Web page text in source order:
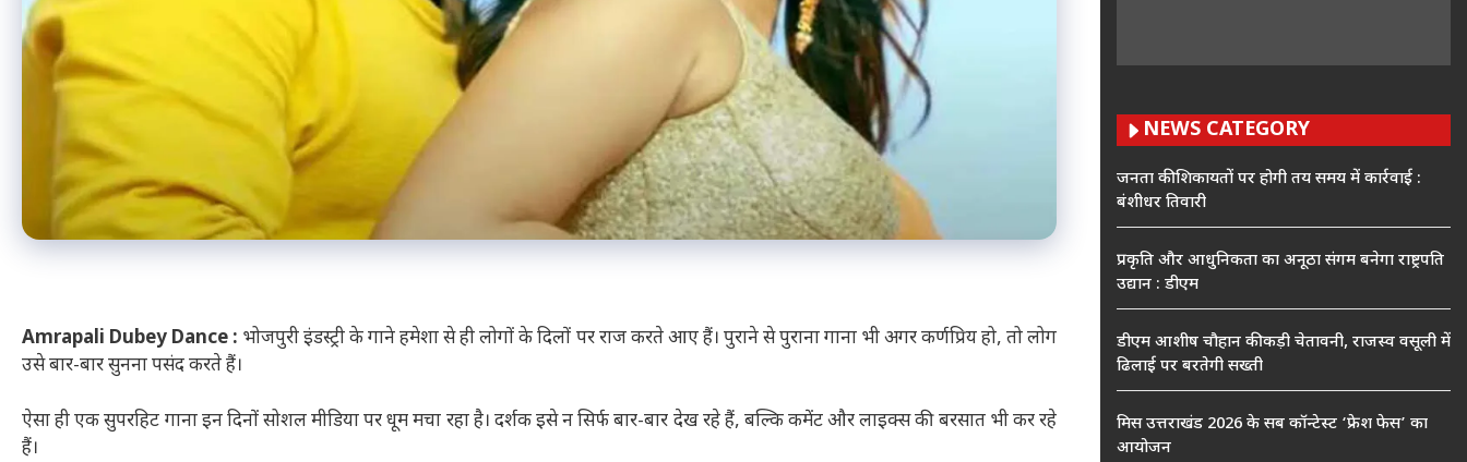
Amrapali Dubey Dance : भोजपुरी इंडस्ट्री के गाने हमेशा से ही लोगों के दिलों पर राज करते आए हैं। पुराने से पुराना गाना भी अगर कर्णप्रिय हो, तो लोग
उसे बार-बार सुनना पसंद करते हैं।
ऐसा ही एक सुपरहिट गाना इन दिनों सोशल मीडिया पर धूम मचा रहा है। दर्शक इसे न सिर्फ बार-बार देख रहे हैं, बल्कि कमेंट और लाइक्स की बरसात भी कर रहे
हैं।
NEWS CATEGORY
जनता की शिकायतों पर होगी तय समय में कार्रवाई :
बंशीधर तिवारी
प्रकृति और आधुनिकता का अनूठा संगम बनेगा राष्ट्रपति
उद्यान : डीएम
डीएम आशीष चौहान की कड़ी चेतावनी, राजस्व वसूली में
ढिलाई पर बरतेगी सख्ती
मिस उत्तराखंड 2026 के सब कॉन्टेस्ट ‘फ्रेश फेस’ का
आयोजन